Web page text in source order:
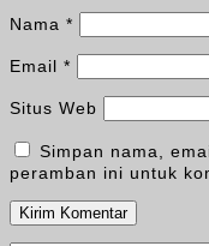
Nama *
Email *
Situs Web
Simpan nama,
peramban ini untuk